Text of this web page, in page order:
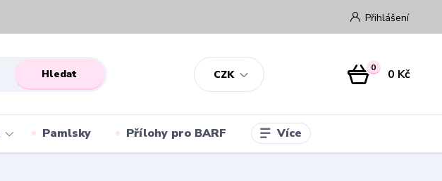
CZK
Přihlášení
Hledat 0 0 Kč
Pamlsky Přílohy pro BARF Více